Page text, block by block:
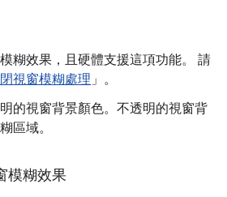
糊效果，且硬體支援這項功能。 請
視窗模糊處理」。
的視窗背景顏色。不透明的視窗背
區域。
模糊效果